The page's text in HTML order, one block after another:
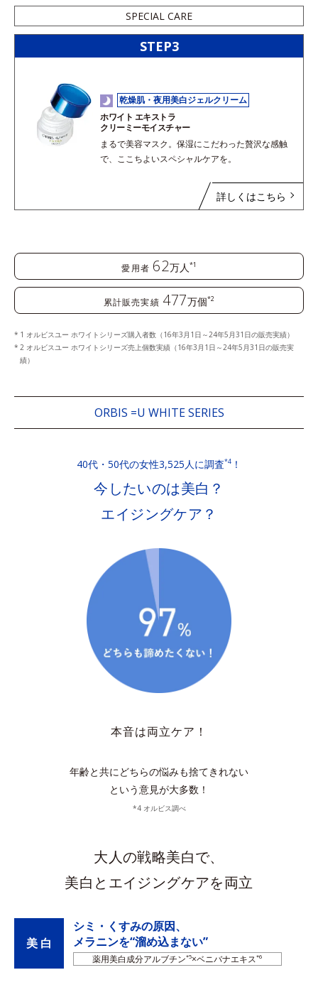
SPECIAL CARE
STEP3
乾燥肌・夜用美白ジェルクリーム
ホワイト エキストラ
クリーミーモイスチャー
まるで美容マスク。保湿にこだわった贅沢な感触
で、ここちよいスペシャルケアを。
詳しくはこちら
愛用者 62万人 *1
累計販売実績 477万個*2
1 オルビスユー ホワイトシリーズ購入者数（16年3月1日～24年5月31日の販売実績）
2 オルビスユー ホワイトシリーズ売上個数実績（16年3月1日～24年5月31日の販売実
績）
ORBIS =U WHITE SERIES
40代・50代の女性3,525人に調査*4 ！
今したいのは美白？
エイジングケア？
本音は両立ケア！
年齢と共にどちらの悩みも捨てきれない
という意見が大多数！
*4 オルビス調べ
大人の戦略美白で、
美白とエイジングケアを両立
美 白
シミ・くすみの原因、
メラニンを“溜め込まない”
薬用美白成分アルブチン*5×ベニバナエキス*6